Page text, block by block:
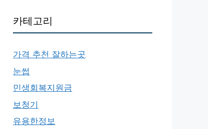
카테고리
가격 추천 잘하는곳
눈썹
민생회복지원금
보청기
유용한정보